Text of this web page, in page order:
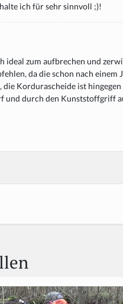
ich für sehr sinnvoll ;)!
ideal zum aufbrechen und
da die schon nach einem
Kordurascheide ist
und durch den Kunststoffgriff